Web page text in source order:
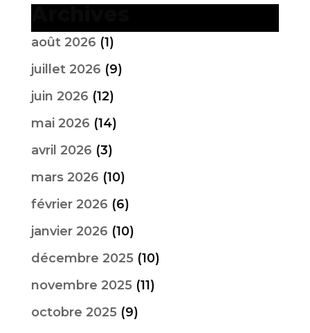
Archives
août 2026 (1)
juillet 2026 (9)
juin 2026 (12)
mai 2026 (14)
avril 2026 (3)
mars 2026 (10)
février 2026 (6)
janvier 2026 (10)
décembre 2025(10)
novembre 2025(11)
octobre 2025(9)